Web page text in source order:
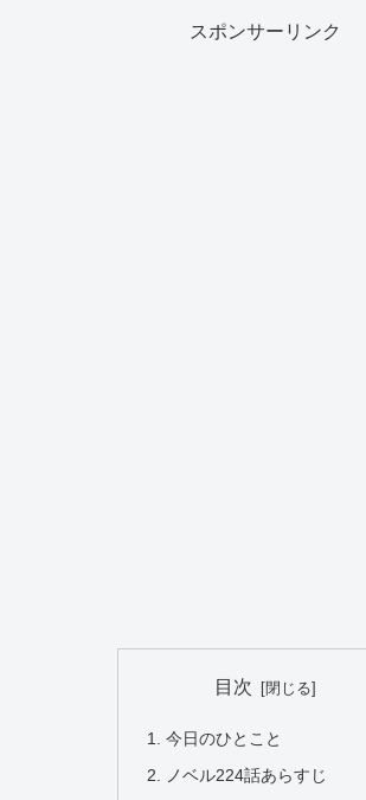
スポンサーリンク
目次
今日のひとこと
ノベル224話あらすじ